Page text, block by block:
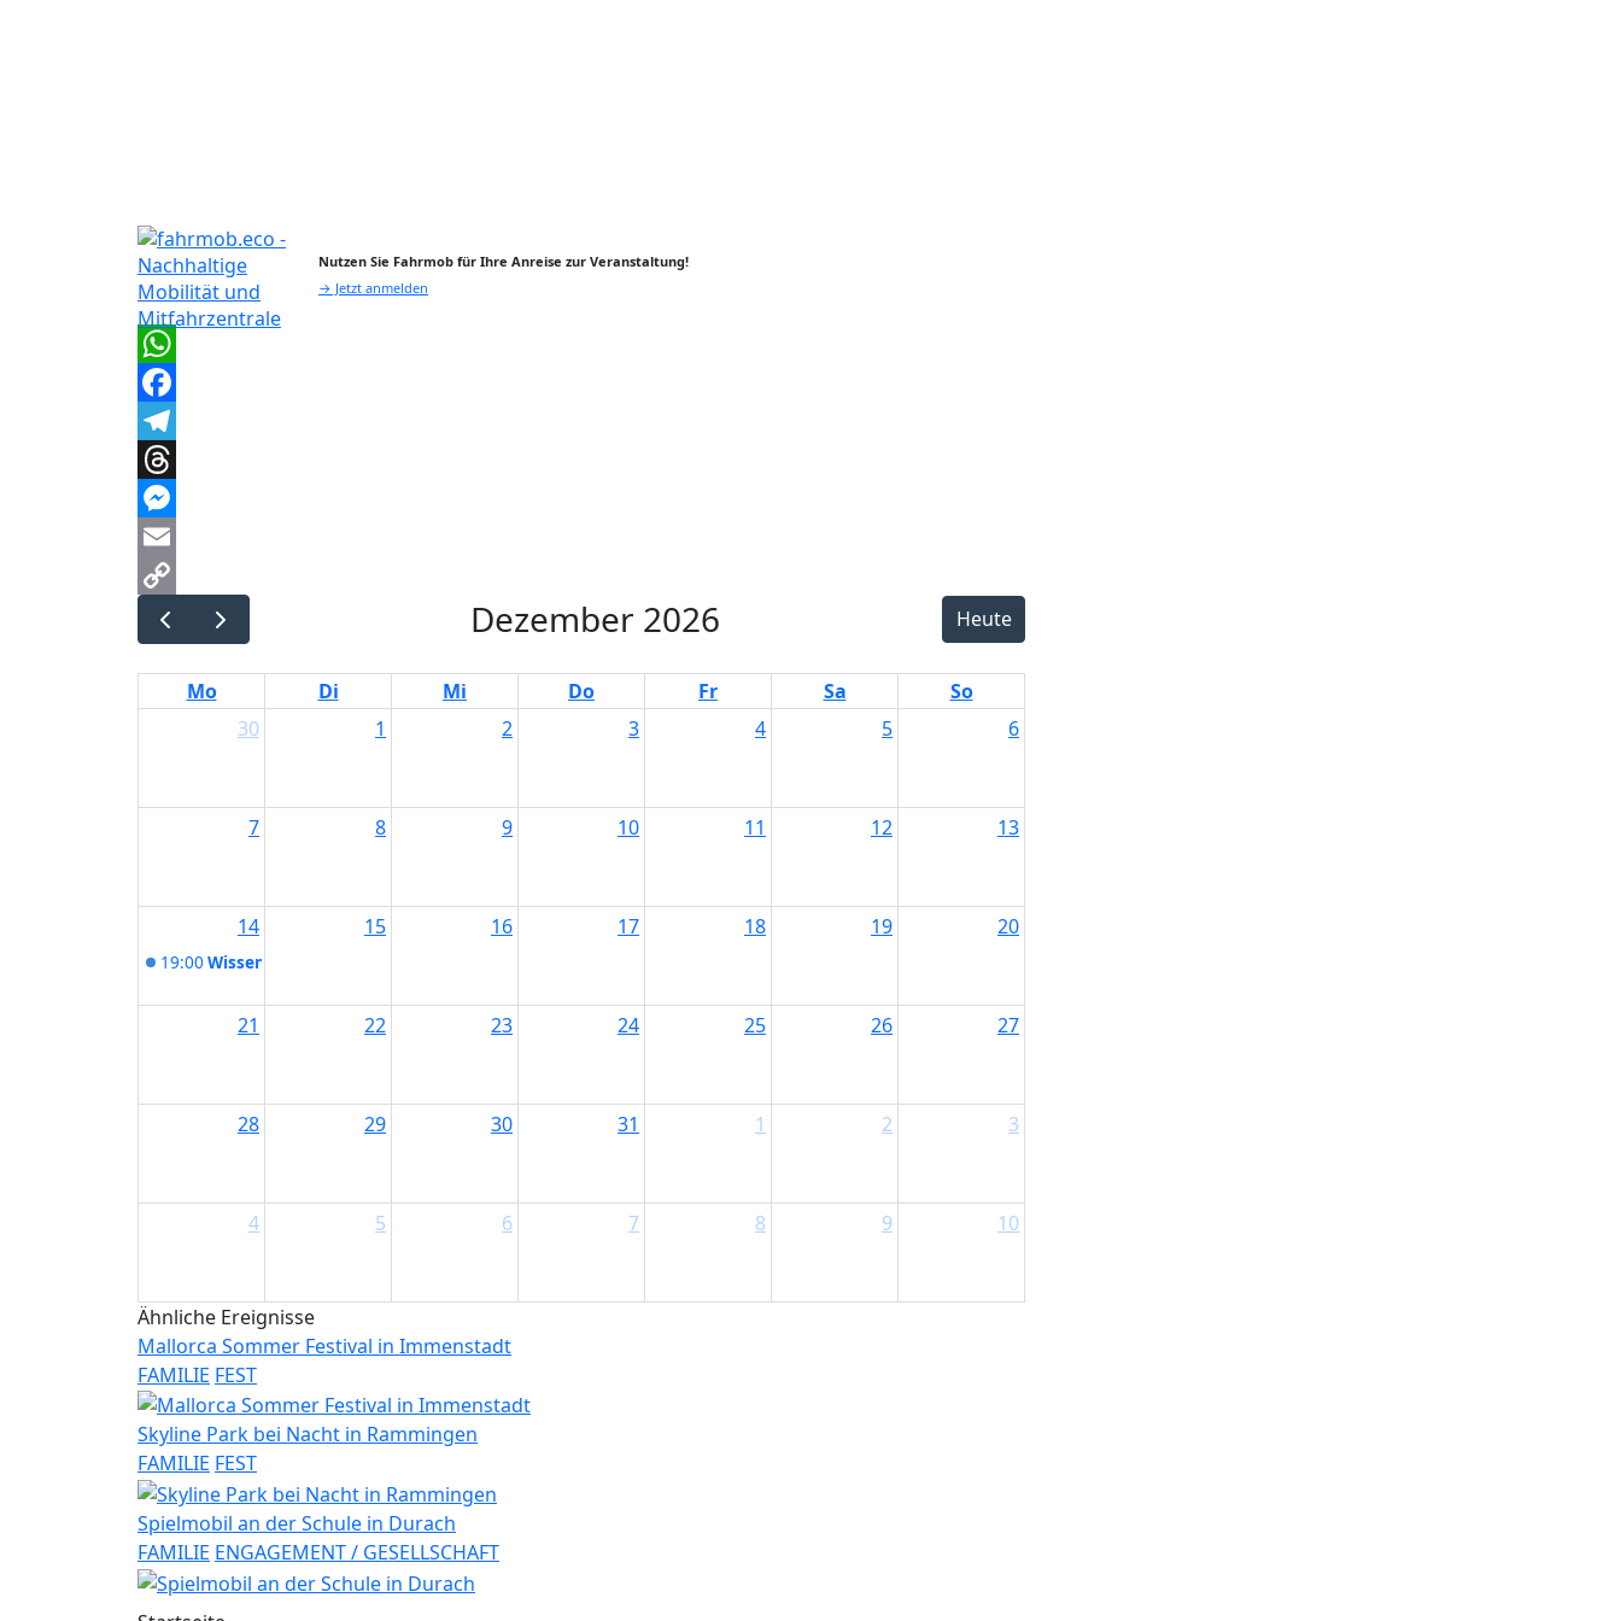
Nutzen Sie Fahrmob für Ihre Anreise zur Veranstaltung!
→ Jetzt anmelden
WhatsApp
Facebook
Telegram
Threads
Messenger
Email
Copy
Link
Dezember 2026 Heute
Mo Di Mi Do Fr Sa
So
30
1 2 3 4 5 6
7 8 9 10 11 12 13
14
19:00 Wissen für Eltern: Wickel und Auflagen
15 16 17 18 19 20
21 22 23 24 25 26 27
28 29 30 31 1 2 3
4 5 6 7 8 9 10
Ähnliche Ereignisse
Mallorca Sommer Festival in Immenstadt
FAMILIE FEST
Skyline Park bei Nacht in Rammingen
FAMILIE FEST
Spielmobil an der Schule in Durach
FAMILIE ENGAGEMENT / GESELLSCHAFT